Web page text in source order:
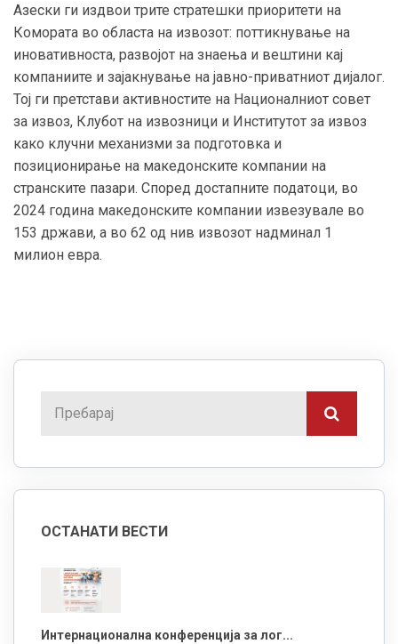
Азески ги издвои трите стратешки приоритети на
Комората во областа на извозот: поттикнување на
иновативноста, развојот на знаења и вештини кај
компаниите и зајакнување на јавнo-приватниот дијалог.
Тој ги претстави активностите на Националниот совет
за извоз, Клубот на извозници и Институтот за извоз
како клучни механизми за подготовка и
позиционирање на македонските компании на
странските пазари. Според достапните податоци, во
2024 година македонските компании извезувале во
153 држави, а во 62 од нив извозот надминал 1
милион евра.
ОСТАНАТИ ВЕСТИ
Интернационална конференција за лог...